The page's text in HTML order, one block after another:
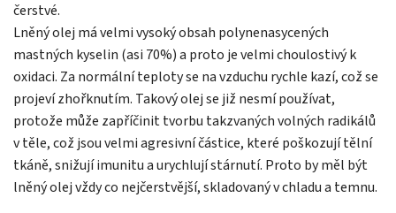
čerstvé.
Lněný olej má velmi vysoký obsah polynenasycených
mastných kyselin (asi 70%) a proto je velmi choulostivý k
oxidaci. Za normální teploty se na vzduchu rychle kazí, což se
projeví zhořknutím. Takový olej se již nesmí používat,
protože může zapříčinit tvorbu takzvaných volných radikálů
v těle, což jsou velmi agresivní částice, které poškozují tělní
tkáně, snižují imunitu a urychlují stárnutí. Proto by měl být
lněný olej vždy co nejčerstvější, skladovaný v chladu a temnu.